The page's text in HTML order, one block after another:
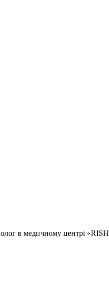
в медичному центрі